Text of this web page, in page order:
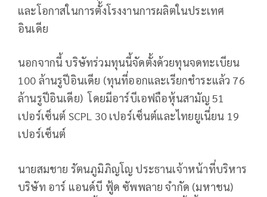
และโอกาสในการตั้งโรงงานการผลิตในประเทศ
อินเดีย
นอกจากนี้ บริษัทร่วมทุนนี้จัดตั้งด้วยทุนจดทะเบียน
100 ล้านรูปีอินเดีย (ทุนที่ออกและเรียกชำระแล้ว 76
ล้านรูปีอินเดีย) โดยมีอาร์บีเอฟถือหุ้นสามัญ 51
เปอร์เซ็นต์ SCPL 30 เปอร์เซ็นต์และไทยยูเนี่ยน 19
เปอร์เซ็นต์
นายสมชาย รัตนภูมิภิญโญ ประธานเจ้าหน้าที่บริหาร
บริษัท อาร์ แอนด์บี ฟู้ด ซัพพลาย จำกัด (มหาชน)